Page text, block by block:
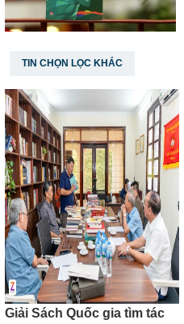
TIN CHỌN LỌC KHÁC
Giải Sách Quốc gia tìm tác